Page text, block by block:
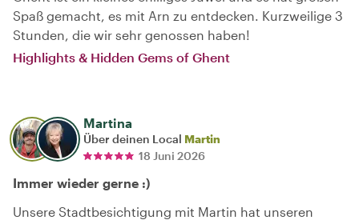
Spaß gemacht, es mit Arn zu entdecken. Kurzweilige 3
Stunden, die wir sehr genossen haben!
Highlights & Hidden Gems of Ghent
Martina
Über deinen Local Martin
18 Juni 2026
Immer wieder gerne :)
Unsere Stadtbesichtigung mit Martin hat unseren